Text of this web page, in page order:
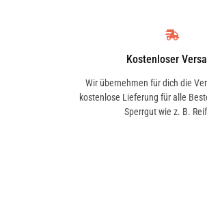
Haushalt.
Kunststofftiefenpfleger vor
gleichmäßig auf weiches
Kostenloser
Wir übernehmen für dich die
kostenlose Lieferung für alle
Sperrgut wie z. B.